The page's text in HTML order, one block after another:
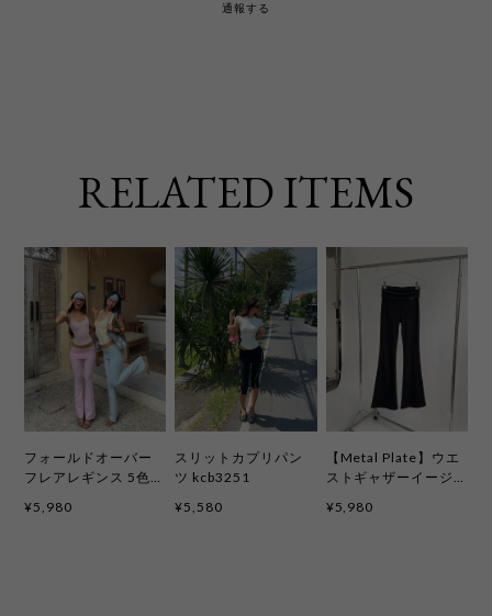
通報する
RELATED ITEMS
フォールドオーバー
フレアレギンス 5色
¥5,980
スリットカプリパン
ツ kcb3251
¥5,580
【Metal Plate】ウエ
ストギャザーイージ
kcb3193
¥5,980